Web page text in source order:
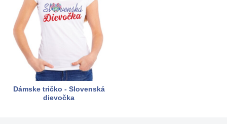
Dámske tričko - Slovenská
dievočka